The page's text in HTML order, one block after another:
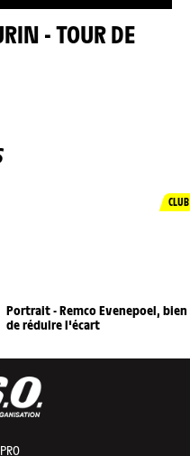
CLUB
Portrait - Remco Evenepoel, bien
de réduire l'écart